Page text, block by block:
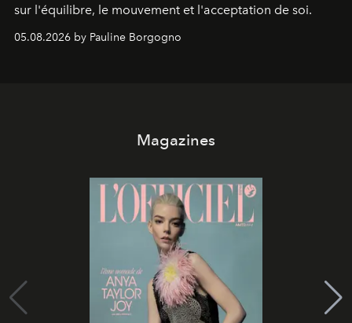
sur l'équilibre, le mouvement et l'acceptation de soi.
05.08.2026 by Pauline Borgogno
Magazines